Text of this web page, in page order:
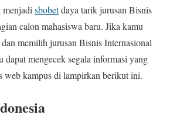
sbobetdaya tarik jurusan Bisnis
calon mahasiswa baru. Jika kamu
memilih jurusan Bisnis Internasional
dapat mengecek segala informasi yang
web kampus di lampirkan berikut ini.